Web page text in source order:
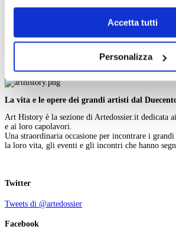
dell’informativa cookie.
Chiudendo il banner tramite la “X”
navigazione senza alcuna profilazione
il tuo consenso alla profilazione che
Accetta tutti
Personalizza
V
Y
La vita e le opere dei grandi artisti dal
Art History è la sezione di Artedossier.it dedicata
e ai loro capolavori.
Una straordinaria occasione per incontrare i
la loro vita, gli eventi e gli incontri che hanno
Twitter
Tweets di @artedossier
Facebook